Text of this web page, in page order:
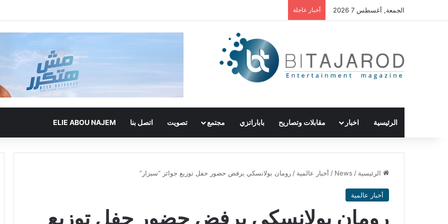
الجمعة, أغسطس 7 2026 أخبار عاجلة
الرئيسية اخبار مقابلات وتصاريح باباراتزي مجتمع تصويت اتصل بنا ELIE ABOU NAJEM
الرئيسية /
News
/ أخبار عالمية / رومان بولانسكي يرفض حضور حفل توزيع جوائز “سيزار”
أخبار عالمية
رومان بولانسكي يرفض حضور حفل توزيع